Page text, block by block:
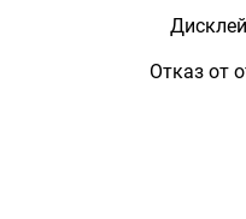
Отказ от